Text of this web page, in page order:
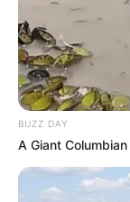
BUZZ DAY
A Giant